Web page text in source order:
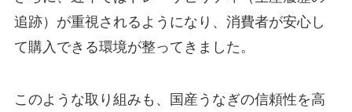
追跡）が重視されるようになり、消費者が安心し
て購入できる環境が整ってきました。
このような取り組みも、国産うなぎの信頼性を高